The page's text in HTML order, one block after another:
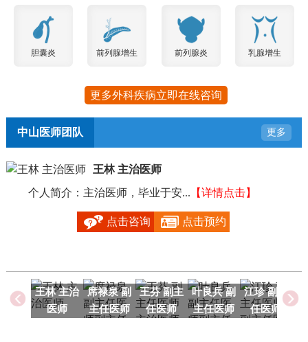
胆囊炎 前列腺增生 前列腺炎 乳腺增生
更多外科疾病立即在线咨询
中山医师团队 更多
王林 主治医师
个人简介：主治医师，毕业于安... 【详情点击】
点击咨询 点击预约
王林 主治
医师
席禄泉 副
主任医师
王芬 副主
任医师
叶良兵 副
主任医师
江珍 副主
任医师